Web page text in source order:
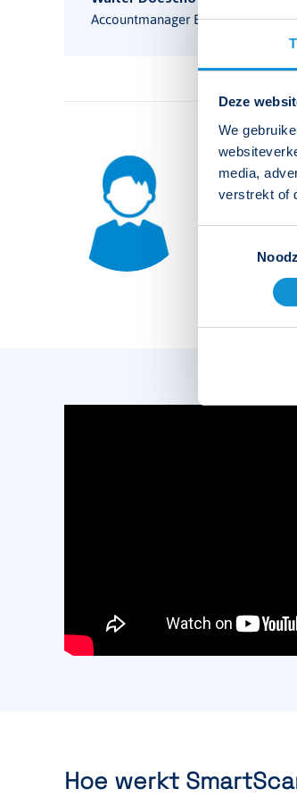
Deze
We
media,
verstrekt of
Accountmanager Brusche
Heb je
Neem direct
026 3
Hoe werkt